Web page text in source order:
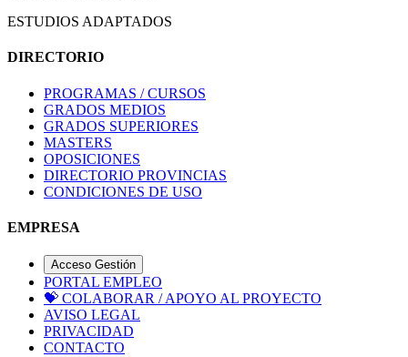
ESTUDIOS ADAPTADOS
DIRECTORIO
PROGRAMAS / CURSOS
GRADOS MEDIOS
GRADOS SUPERIORES
MASTERS
OPOSICIONES
DIRECTORIO PROVINCIAS
CONDICIONES DE USO
EMPRESA
Acceso Gestión
PORTAL EMPLEO
💝 COLABORAR / APOYO AL PROYECTO
AVISO LEGAL
PRIVACIDAD
CONTACTO